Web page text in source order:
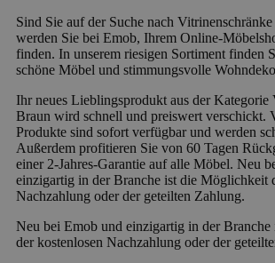
Sind Sie auf der Suche nach
werden Sie bei Emob, Ihrem Online-
finden. In unserem riesigen Sortiment finden
schöne Möbel und stimmungsvolle
Ihr neues Lieblingsprodukt aus der Kategorie
Braun wird schnell und preiswert verschickt.
Produkte sind sofort verfügbar und werden
Außerdem profitieren Sie von 60 Tagen
einer 2-Jahres-Garantie auf alle Möbel. Neu
einzigartig in der Branche ist die Möglichkeit
Nachzahlung oder der geteilten Zahlung.
Neu bei Emob und einzigartig in der
der kostenlosen Nachzahlung oder der